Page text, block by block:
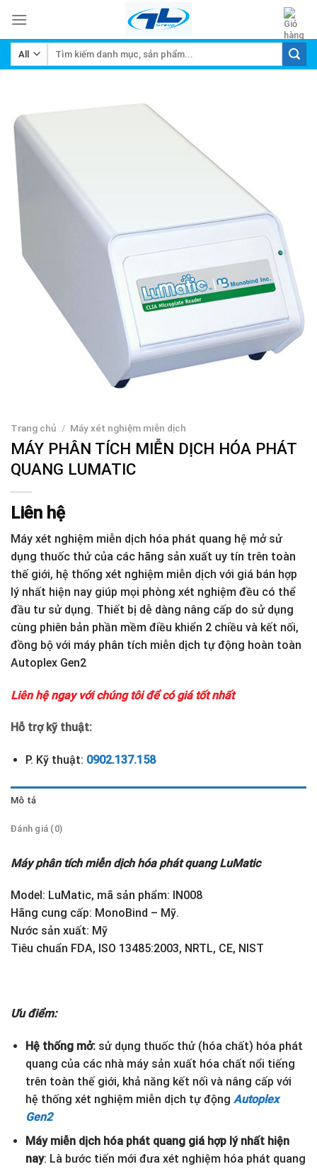
content
Tìm
Trang chủ / Máy xét nghiệm miễn dịch
MÁY PHÂN TÍCH MIỄN DỊCH HÓA PHÁT
QUANG LUMATIC
Liên hệ
Máy xét nghiệm miễn dịch hóa phát quang hệ mở sử
dụng thuốc thử của các hãng sản xuất uy tín trên toàn
thế giới, hệ thống xét nghiệm miễn dịch với giá bán hợp
lý nhất hiện nay giúp mọi phòng xét nghiệm đều có thể
đầu tư sử dụng. Thiết bị dễ dàng nâng cấp do sử dụng
cùng phiên bản phần mềm điều khiển 2 chiều và kết nối,
đồng bộ với máy phân tích miễn dịch tự động hoàn toàn
Autoplex Gen2
Liên hệ ngay với chúng tôi để có giá tốt nhất
Hỗ trợ kỹ thuật:
P. Kỹ thuật: 0902.137.158
Mô tả
Đánh giá (0)
Máy phân tích miễn dịch hóa phát quang LuMatic
Model: LuMatic, mã sản phẩm: IN008
Hãng cung cấp: MonoBind – Mỹ.
Nước sản xuất: Mỹ
Tiêu chuẩn FDA, ISO 13485:2003, NRTL, CE, NIST
Ưu điểm:
Hệ thống mở:sử dụng thuốc thử (hóa chất) hóa phát
quang của các nhà máy sản xuất hóa chất nổi tiếng
trên toàn thế giới, khả năng kết nối và nâng cấp với
hệ thống xét nghiệm miễn dịch tự động Autoplex
Gen2
Máy miễn dịch hóa phát quang giá hợp lý nhất hiện
nay: Là bước tiến mới đưa xét nghiệm hóa phát quang